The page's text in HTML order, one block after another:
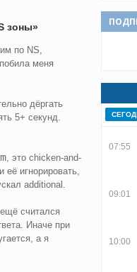
зоны»
по NS,
меня
дёргать
5+ секунд.
, это chicken-and-
игнорировать,
additional.
считался
Иначе при
а я
07:55
09:01
10:00